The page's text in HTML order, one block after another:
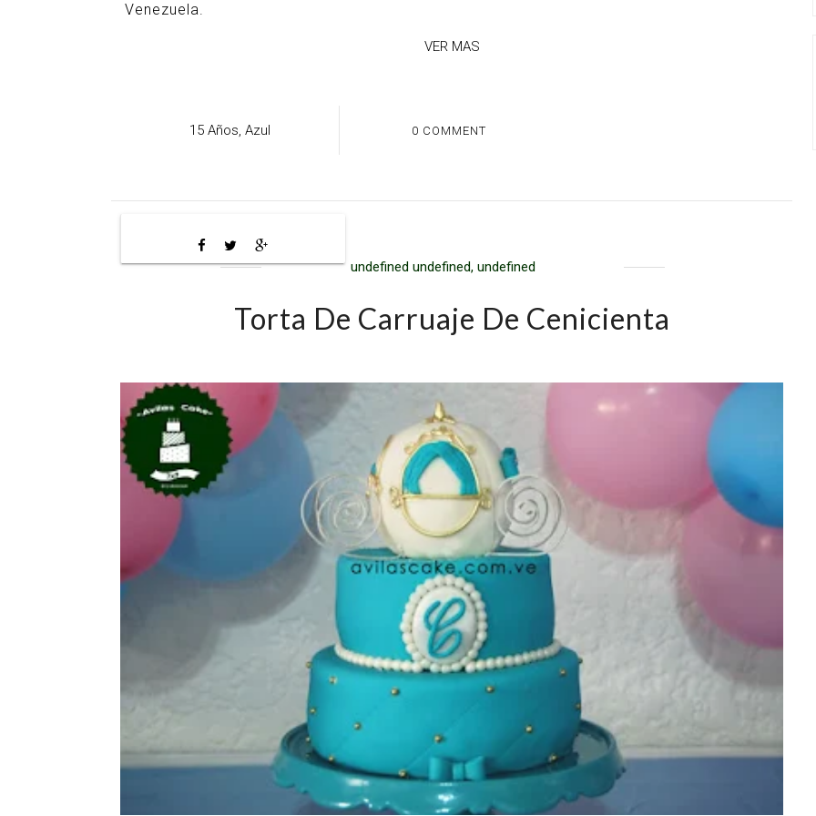
Venezuela.
VER MAS
15 Años, Azul 0 COMMENT
undefined undefined, undefined
Torta De Carruaje De Cenicienta